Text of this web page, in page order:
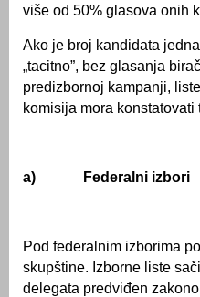
više od 50% glasova onih
Ako je broj kandidata
„tacitno”, bez glasanja
predizbornoj kampanji,
komisija mora
a) Federalni izbori
Pod federalnim izborima
skupštine. Izborne liste
delegata predviđen